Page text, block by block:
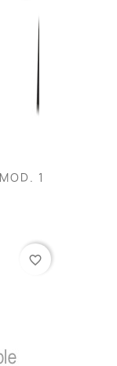
1
favorite_border